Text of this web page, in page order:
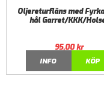
Oljereturfläns med
hål Garret/KKK/
95,00kr
INFO
KÖP